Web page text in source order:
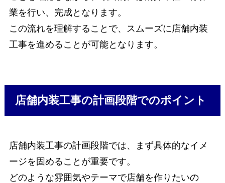
業を行い、完成となります。
この流れを理解することで、スムーズに店舗内装
工事を進めることが可能となります。
店舗内装工事の計画段階でのポイント
店舗内装工事の計画段階では、まず具体的なイメ
ージを固めることが重要です。
どのような雰囲気やテーマで店舗を作りたいの